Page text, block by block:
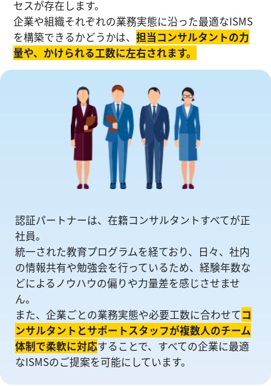
セスが存在します。
企業や組織それぞれの業務実態に沿った最適なISMS
を構築できるかどうかは、担当コンサルタントの⼒
量や、かけられる工数に左右されます。
認証パートナーは、在籍コンサルタントすべてが正
社員。
統一された教育プログラムを経ており、日々、社内
の情報共有や勉強会を⾏っているため、経験年数な
どによるノウハウの偏りや⼒量差を感じさせませ
ん。
また、企業ごとの業務実態や必要工数に合わせてコ
ンサルタントとサポートスタッフが複数人のチーム
体制で柔軟に対応することで、すべての企業に最適
なISMSのご提案を可能にしています。